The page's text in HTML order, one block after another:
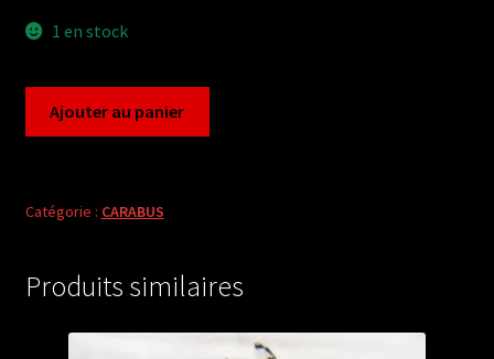
1 en stock
albrechti
A2)
Ajouter au panier
Catégorie : CARABUS
Produits similaires